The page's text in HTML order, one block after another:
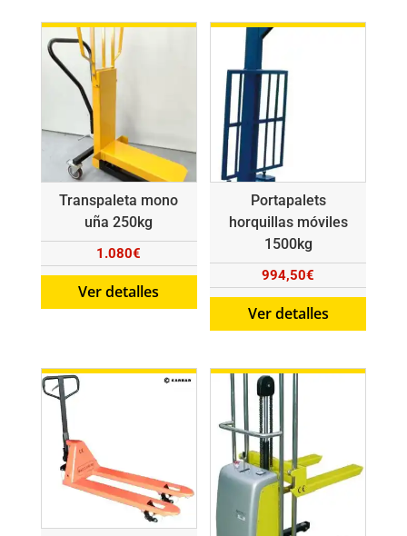
2.187€
Transpaleta mono
uña 250kg
1.080€
Ver detalles
Portapalets
horquillas móviles
1500kg
994,50€
Ver detalles